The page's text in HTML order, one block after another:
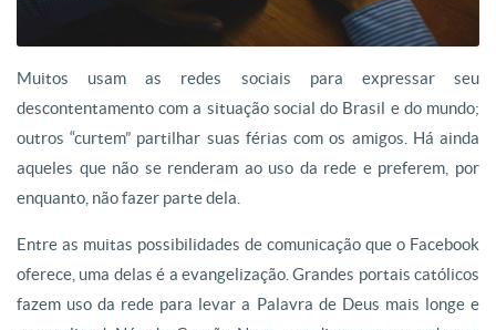
Muitos usam as redes sociais para expressar seu
descontentamento com a situação social do Brasil e do mundo;
outros “curtem” partilhar suas férias com os amigos. Há ainda
aqueles que não se renderam ao uso da rede e preferem, por
enquanto, não fazer parte dela.
Entre as muitas possibilidades de comunicação que o Facebook
oferece, uma delas é a evangelização. Grandes portais católicos
fazem uso da rede para levar a Palavra de Deus mais longe e